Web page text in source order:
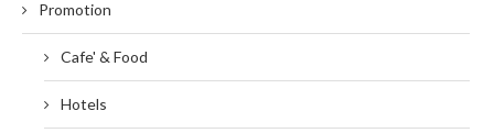
Promotion
Cafe' & Food
Hotels